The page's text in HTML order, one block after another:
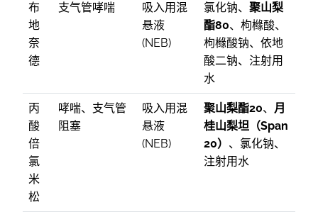
布
地
奈
德
支气管哮喘
吸入用混
悬液
(NEB)
氯化钠、 聚山梨
酯80、枸橼酸、
枸橼酸钠、依地
酸二钠、注射用
水
丙
酸
倍
氯
米
松
哮喘、支气管
阻塞
吸入用混
悬液
(NEB)
聚山梨酯20、
月
桂山梨坦（Span
20） 、氯化钠、
注射用水